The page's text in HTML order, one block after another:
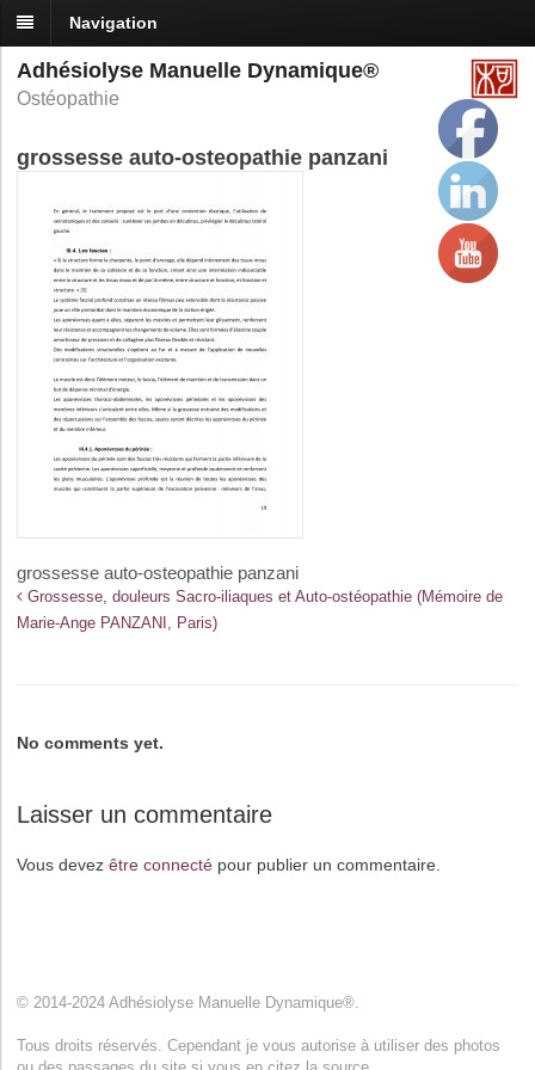
Navigation
Adhésiolyse Manuelle Dynamique®
Ostéopathie
grossesse auto-osteopathie panzani
grossesse auto-osteopathie panzani
Grossesse, douleurs Sacro-iliaques et Auto-ostéopathie (Mémoire de
Marie-Ange PANZANI, Paris)
No comments yet.
Laisser un commentaire
Vous devez être connecté pour publier un commentaire.
© 2014-2024 Adhésiolyse Manuelle Dynamique®.
Tous droits réservés. Cependant je vous autorise à utiliser des photos